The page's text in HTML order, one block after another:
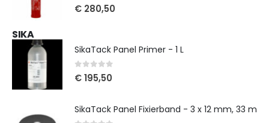
5out of 5
€ 280,50
SIKA
SikaTack Panel Primer - 1 L
0out of 5
€195,50
SikaTack Panel Fixierband - 3 x 12 mm, 33 m